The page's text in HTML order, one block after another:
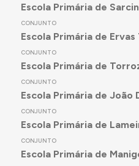
Escola Primária de
CONJUNTO
Escola Primária de Ervas
CONJUNTO
Escola Primária de
CONJUNTO
Escola Primária de João
CONJUNTO
Escola Primária de
CONJUNTO
Escola Primária de